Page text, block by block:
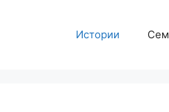
Истории